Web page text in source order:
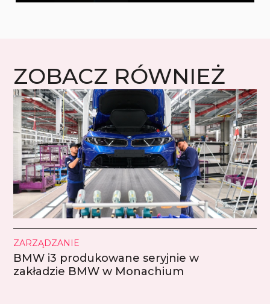
ZOBACZ RÓWNIEŻ
ZARZĄDZANIE
BMW i3 produkowane seryjnie w
zakładzie BMW w Monachium